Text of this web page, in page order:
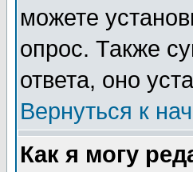
можете
опрос. Также
ответа, оно
Вернуться к
Как я могу